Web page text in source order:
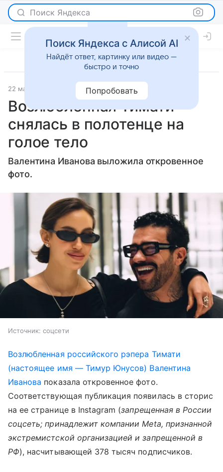
Поиск Яндекса
22 марта 2025 Lenta.Ru Светская жизнь
Возлюбленная Тимати
снялась в полотенце на
голое тело
Валентина Иванова выложила откровенное
фото.
Источник: соцсети
Возлюбленная российского рэпера Тимати
(настоящее имя — Тимур Юнусов) Валентина
Иванова показала откровенное фото.
Соответствующая публикация появилась в сторис
на ее странице в Instagram (запрещенная в России
соцсеть; принадлежит компании Meta, признанной
экстремистской организацией и запрещенной в
РФ), насчитывающей 378 тысяч подписчиков.
Поиск Яндекса с Алисой AI
Найдёт ответ, картинку или видео —
быстро и точно
Попробовать